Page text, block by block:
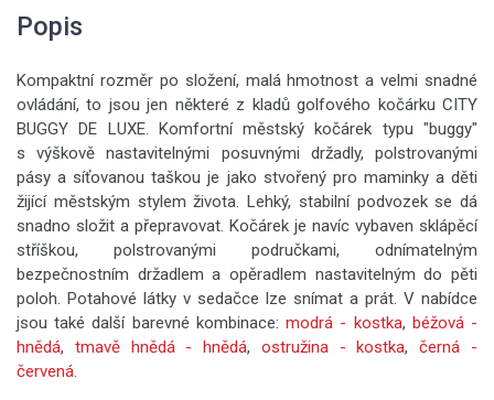
Popis
Kompaktní rozměr po složení, malá hmotnost a velmi snadné
ovládání, to jsou jen některé z kladů golfového kočárku CITY
BUGGY DE LUXE. Komfortní městský kočárek typu "buggy"
s výškově nastavitelnými posuvnými držadly, polstrovanými
pásy a síťovanou taškou je jako stvořený pro maminky a děti
žijící městským stylem života. Lehký, stabilní podvozek se dá
snadno složit a přepravovat. Kočárek je navíc vybaven sklápěcí
stříškou, polstrovanými područkami, odnímatelným
bezpečnostním držadlem a opěradlem nastavitelným do pěti
poloh. Potahové látky v sedačce lze snímat a prát. V nabídce
jsou také další barevné kombinace:modrá - kostka, béžová -
hnědá, tmavě hnědá - hnědá, ostružina - kostka,černá -
červená.